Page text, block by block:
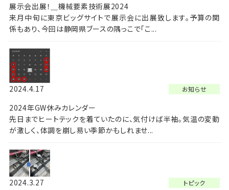
展示会出展！＿機械要素技術展2024
来月中旬に東京ビッグサイトで展示会に出展致します。予算の関
係もあり、今回は静岡県ブースの隅っこで「こ...
お知らせ
2024.4.17
2024年GW休みカレンダー
先日までヒートテックを着ていたのに、気付けば半袖。気温の変動
が激しく、体調を崩し易い季節かもしれませ...
トピック
2024.3.27